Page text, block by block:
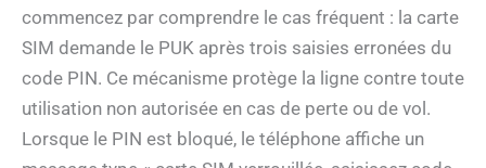
commencez par comprendre le cas fréquent : la carte
SIM demande le PUK après trois saisies erronées du
code PIN. Ce mécanisme protège la ligne contre toute
utilisation non autorisée en cas de perte ou de vol.
Lorsque le PIN est bloqué, le téléphone affiche un